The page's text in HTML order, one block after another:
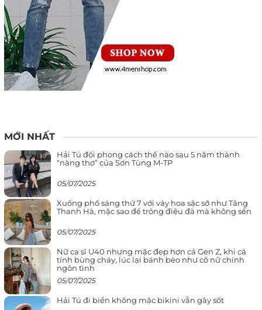
MỚI NHẤT
Hải Tú đổi phong cách thế nào sau 5 năm thành
“nàng thơ” của Sơn Tùng M-TP
05/07/2025
Xuống phố sáng thứ 7 với váy hoa sặc sỡ như Tăng
Thanh Hà, mặc sao để trông điệu đà mà không sến
05/07/2025
Nữ ca sĩ U40 nhưng mặc đẹp hơn cả Gen Z, khi cá
tính bùng cháy, lúc lại bánh bèo như cô nữ chính
ngôn tình
05/07/2025
Hải Tú đi biển không mặc bikini vẫn gây sốt